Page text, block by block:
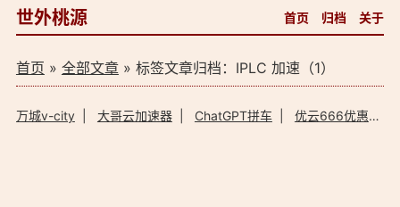
世外桃源 首页 归档 关于
首页 » 全部文章» 标签文章归档：IPLC 加速（1）
万城v-city| 大哥云加速器| ChatGPT拼车| 优云666优惠码